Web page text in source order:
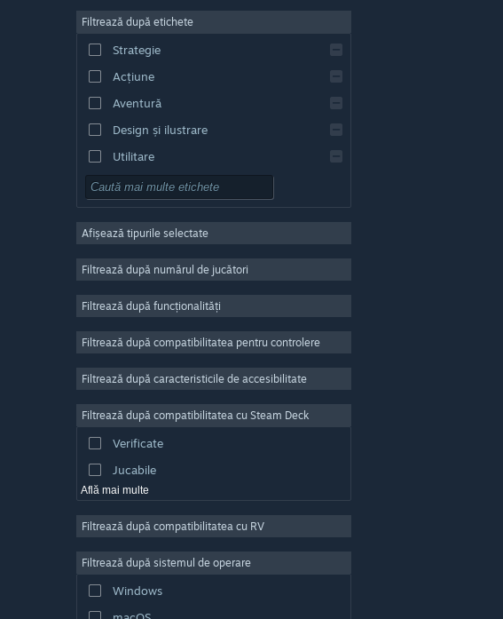
Filtrează după etichete
Strategie
Acțiune
Aventură
Design și ilustrare
Utilitare
Gratuit
Număr masiv de jucători
Indie
Casual
Simulare
Producție video
Editare de fotografii
Afișează tipurile selectate
Filtrează după numărul de jucători
Filtrează după funcționalități
Filtrează după compatibilitatea pentru controlere
Filtrează după caracteristicile de accesibilitate
Filtrează după compatibilitatea cu Steam Deck
Verificate
Jucabile
Află mai multe
Filtrează după compatibilitatea cu RV
Filtrează după sistemul de operare
Windows